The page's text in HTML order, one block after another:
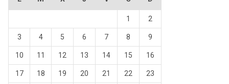
1 2
3 4 5 6 7 8 9
10 11 12 13 14 15 16
17 18 19 20 21 22 23